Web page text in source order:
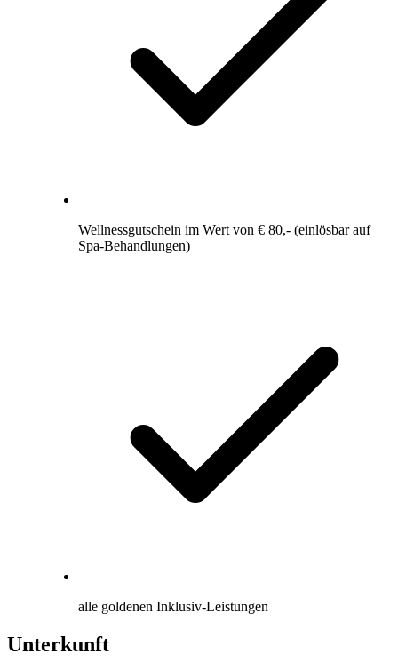
Wellnessgutschein im Wert von € 80,- (einlösbar auf
Spa-Behandlungen)
alle goldenen Inklusiv-Leistungen
Unterkunft